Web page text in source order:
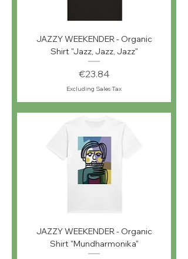
JAZZY WEEKENDER - Organic
Shirt "Jazz, Jazz, Jazz"
Price
€23.84
Excluding Sales Tax
JAZZY WEEKENDER - Organic
Shirt "Mundharmonika"